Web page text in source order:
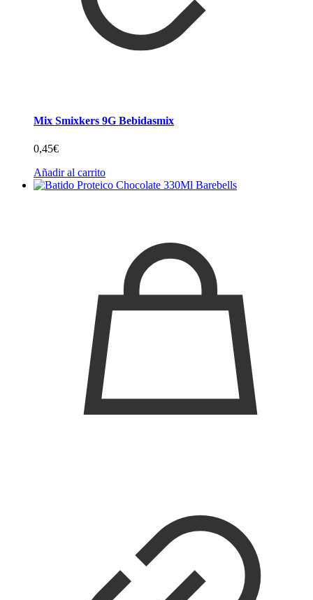
Mix Smixkers 9G Bebidasmix
0,45€
Añadir al carrito